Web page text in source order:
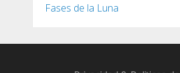
Fases de la Luna